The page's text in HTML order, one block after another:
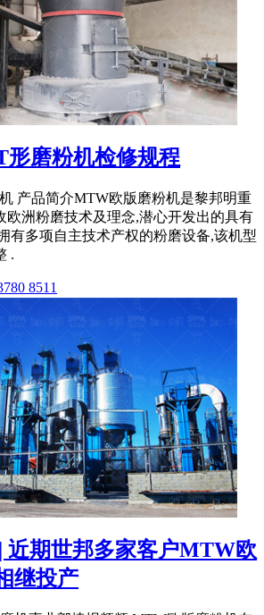
形磨粉机检修规程
产品简介MTW欧版磨粉机是黎邦明重
欧洲粉磨技术及理念,潜心开发出的具有
有多项自主技术产权的粉磨设备,该机型
.
8511
近期世邦多家客户MTW欧
继投产